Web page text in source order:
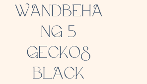
WANDBEHA
NG 5
GECKOS
BLACK